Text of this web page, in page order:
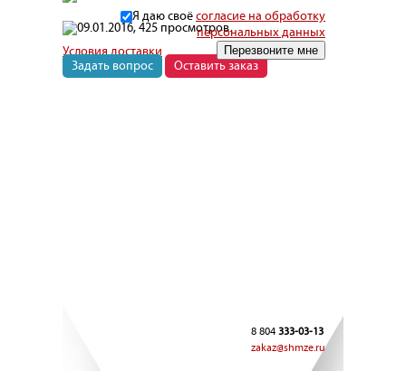
Я даю своёсогласие на обработку
персональных данных
09.01.2016, 425 просмотров.
Условия доставки
Задать вопрос
Оставить заказ
8 804 333-03-13
zakaz@shmze.ru